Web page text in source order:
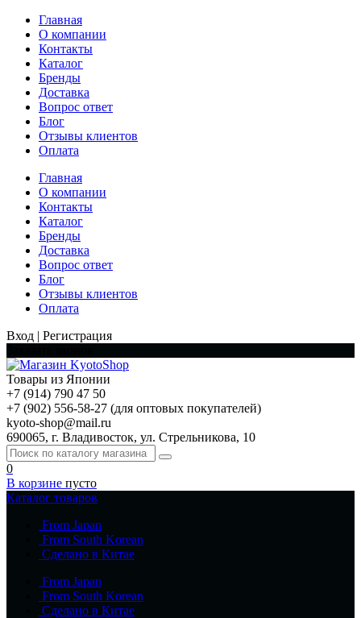
Главная
О компании
Контакты
Каталог
Бренды
Доставка
Вопрос ответ
Блог
Отзывы клиентов
Оплата
Главная
О компании
Контакты
Каталог
Бренды
Доставка
Вопрос ответ
Блог
Отзывы клиентов
Оплата
Вход | Регистрация
Товары из Японии
+7 (914) 790 47 50
+7 (902) 556-58-27 (для оптовых покупателей)
kyoto-shop@mail.ru
690065, г. Владивосток, ул. Стрельникова, 10
0
В корзине пусто
Каталог товаров
From Japan
From South Korean
Сделано в Китае
From Japan
From South Korean
Сделано в Китае